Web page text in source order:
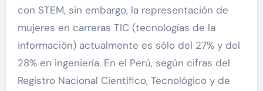
con STEM, sin embargo, la representación de
mujeres en carreras TIC (tecnologías de la
información) actualmente es sólo del 27% y del
28% en ingeniería. En el Perú, según cifras del
Registro Nacional Científico, Tecnológico y de